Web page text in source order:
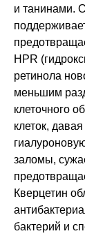
и танинами.
HPR
ретинола
меньшим
клеточного
клеток,
заломы,
Кверцетин
бактерий и